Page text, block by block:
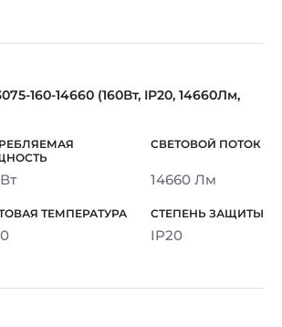
160-14660 (160Вт, IP20, 14660Лм,
14660 Лм
IP20